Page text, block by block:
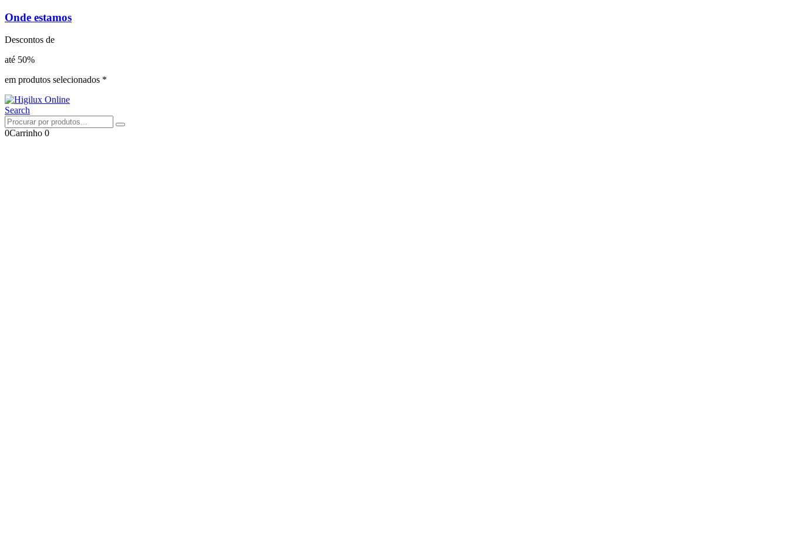
Onde estamos
Descontos de
até 50%
em produtos selecionados *
Search
0Carrinho 0